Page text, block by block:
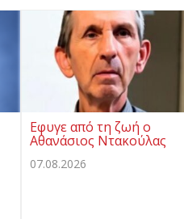
Eφυγε από τη ζωή ο
Αθανάσιος Ντακούλας
07.08.2026